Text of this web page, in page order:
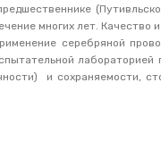
многих лет. Качество
серебряной
лабораторией
и сохраняемости,